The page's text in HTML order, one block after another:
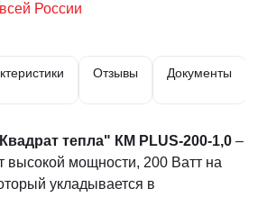
России
Отзывы Документы
тепла" КМ PLUS-200-1,0 –
высокой мощности, 200 Ватт на
укладывается в